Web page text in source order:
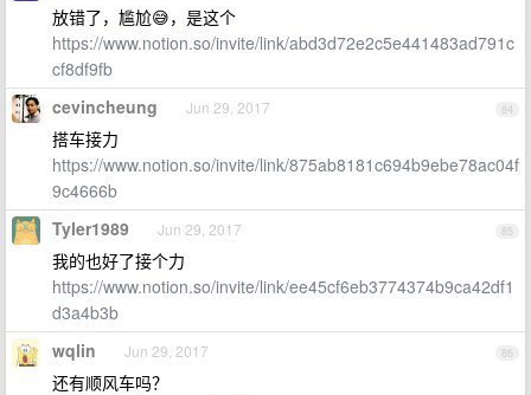
放错了，尴尬😅，是这个
https://www.notion.so/invite/link/abd3d72e2c5e441483ad791c
cf8df9fb
84
cevincheung Jun 29, 2017
搭车接力
https://www.notion.so/invite/link/875ab8181c694b9ebe78ac04f
9c4666b
85
Tyler1989 Jun 29, 2017
我的也好了接个力
https://www.notion.so/invite/link/ee45cf6eb3774374b9ca42df1
d3a4b3b
86
wqlin Jun 29, 2017
还有顺风车吗？